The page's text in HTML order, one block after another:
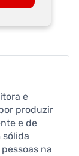
e
produzir
e de
sólida
na